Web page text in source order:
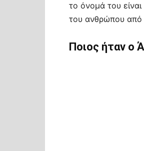
το όνομά του
του ανθρώπου από
Ποιος ήταν ο